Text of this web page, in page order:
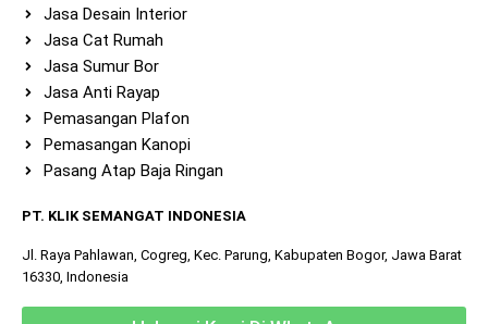
Jasa Desain Interior
Jasa Cat Rumah
Jasa Sumur Bor
Jasa Anti Rayap
Pemasangan Plafon
Pemasangan Kanopi
Pasang Atap Baja Ringan
PT. KLIK SEMANGAT INDONESIA
Jl. Raya Pahlawan, Cogreg, Kec. Parung, Kabupaten Bogor, Jawa Barat
16330, Indonesia